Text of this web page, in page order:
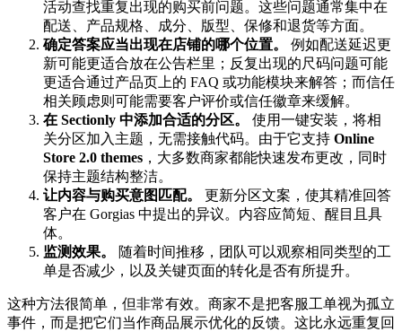
活动查找重复出现的购买前问题。这些问题通常集中在
配送、产品规格、成分、版型、保修和退货等方面。
确定答案应当出现在店铺的哪个位置。
例如配送延迟更
新可能更适合放在公告栏里；反复出现的尺码问题可能
更适合通过产品页上的 FAQ 或功能模块来解答；而信任
相关顾虑则可能需要客户评价或信任徽章来缓解。
在 Sectionly 中添加合适的分区。
使用一键安装，将相
关分区加入主题，无需接触代码。由于它支持 Online
Store 2.0 themes ，大多数商家都能快速发布更改，同时
保持主题结构整洁。
让内容与购买意图匹配。
更新分区文案，使其精准回答
客户在 Gorgias 中提出的异议。内容应简短、醒目且具
体。
监测效果。
随着时间推移，团队可以观察相同类型的工
单是否减少，以及关键页面的转化是否有所提升。
这种方法很简单，但非常有效。商家不是把客服工单视为孤立
事件，而是把它们当作商品展示优化的反馈。这比永远重复回